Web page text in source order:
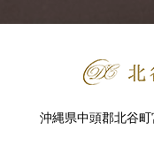
沖縄県中頭郡北谷